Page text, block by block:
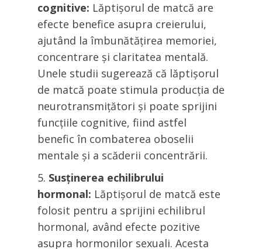
cognitive: Lăptișorul de matcă are
efecte benefice asupra creierului,
ajutând la îmbunătățirea memoriei,
concentrare și claritatea mentală.
Unele studii sugerează că lăptișorul
de matcă poate stimula producția de
neurotransmițători și poate sprijini
funcțiile cognitive, fiind astfel
benefic în combaterea oboselii
mentale și a scăderii concentrării.
Susținerea echilibrului
hormonal: Lăptișorul de matcă este
folosit pentru a sprijini echilibrul
hormonal, având efecte pozitive
asupra hormonilor sexuali. Acesta